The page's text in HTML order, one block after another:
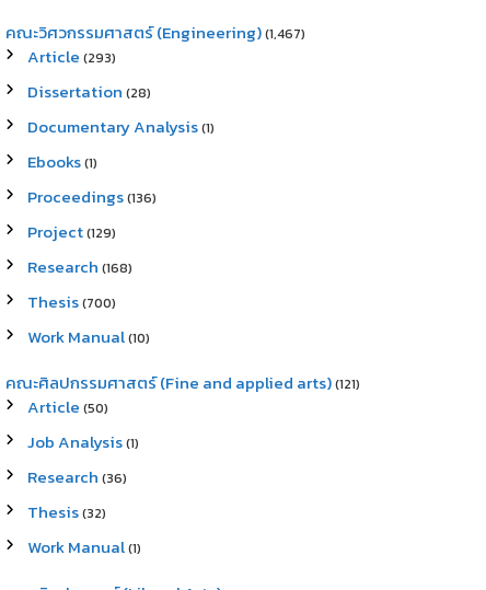
คณะวิศวกรรมศาสตร์ (Engineering)(1,467)
Article (293)
Dissertation (28)
Documentary Analysis(1)
Ebooks(1)
Proceedings(136)
Project(129)
Research (168)
Thesis(700)
Work Manual(10)
คณะศิลปกรรมศาสตร์ (Fine and applied arts)(121)
Article (50)
Job Analysis(1)
Research (36)
Thesis(32)
Work Manual(1)